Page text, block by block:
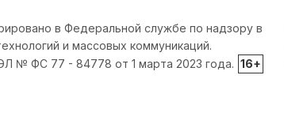
в Федеральной службе по надзору в
и массовых коммуникаций.
№ ФС 77 - 84778 от 1 марта 2023 года. 16+